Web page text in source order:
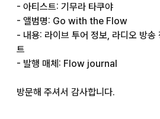
- 아티스트: 기무라 타쿠야
- 앨범명: Go with the Flow
- 내용: 라이브 투어 정보, 라디오 방송
트
- 발행 매체: Flow journal
방문해 주셔서 감사합니다.